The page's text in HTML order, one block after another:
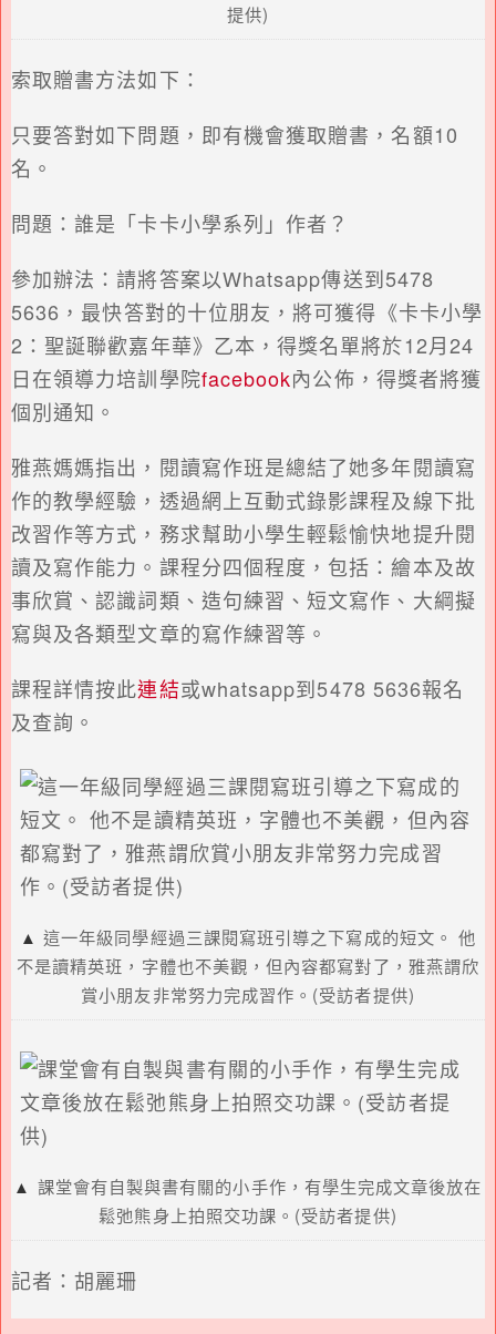
提供)
索取贈書方法如下：
只要答對如下問題，即有機會獲取贈書，名額10
名。
問題：誰是「卡卡小學系列」作者？
參加辦法：請將答案以Whatsapp傳送到5478
5636，最快答對的十位朋友，將可獲得《卡卡小學
2：聖誕聯歡嘉年華》乙本，得獎名單將於12月24
日在領導力培訓學院facebook內公佈，得獎者將獲
個別通知。
雅燕媽媽指出，閱讀寫作班是總結了她多年閱讀寫
作的教學經驗，透過網上互動式錄影課程及線下批
改習作等方式，務求幫助小學生輕鬆愉快地提升閱
讀及寫作能力。課程分四個程度，包括：繪本及故
事欣賞、認識詞類、造句練習、短文寫作、大綱擬
寫與及各類型文章的寫作練習等。
課程詳情按此連結或whatsapp到5478 5636報名
及查詢。
▲ 這一年級同學經過三課閱寫班引導之下寫成的短文。 他
不是讀精英班，字體也不美觀，但內容都寫對了，雅燕謂欣
賞小朋友非常努力完成習作。(受訪者提供)
▲ 課堂會有自製與書有關的小手作，有學生完成文章後放在
鬆弛熊身上拍照交功課。(受訪者提供)
記者：胡麗珊